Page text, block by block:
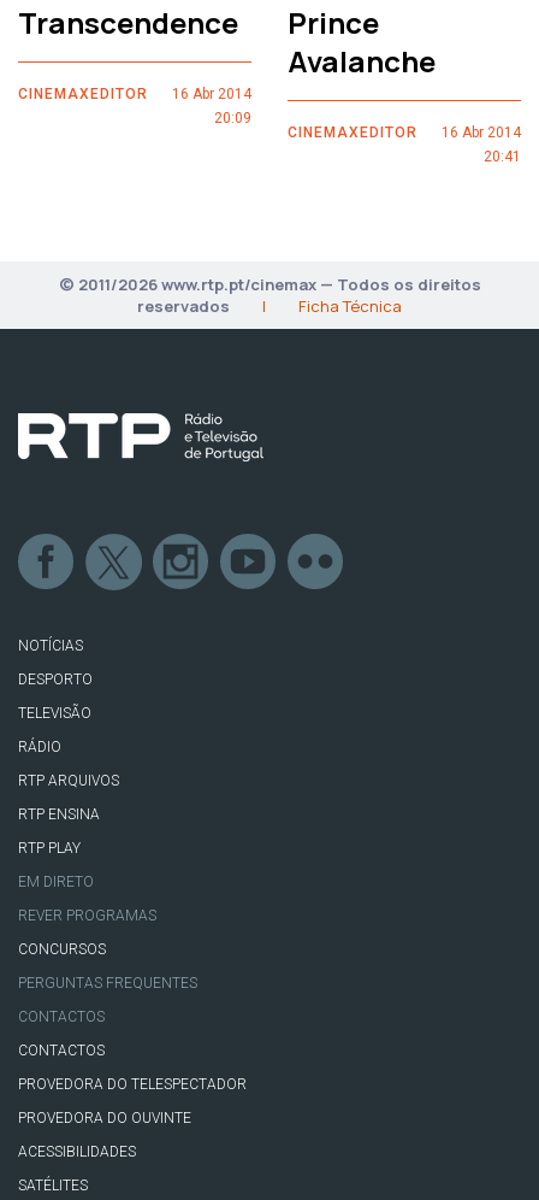
Transcendence
CINEMAXEDITOR
16 Abr 2014
20:09
Prince
Avalanche
CINEMAXEDITOR
16 Abr 2014
20:41
© 2011/2026 www.rtp.pt/cinemax — Todos os direitos
reservados
| Ficha Técnica
NOTÍCIAS
DESPORTO
TELEVISÃO
RÁDIO
RTP ARQUIVOS
RTP ENSINA
RTP PLAY
EM DIRETO
REVER PROGRAMAS
CONCURSOS
PERGUNTAS FREQUENTES
CONTACTOS
CONTACTOS
PROVEDORA DO TELESPECTADOR
PROVEDORA DO OUVINTE
ACESSIBILIDADES
SATÉLITES